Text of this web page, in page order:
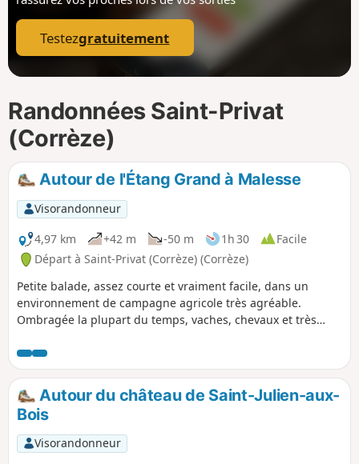
p
Testezgratuitement
Randonnées Saint-Privat
(Corrèze)
Autour de l'Étang Grand à Malesse
Visorandonneur
4,97 km
+42 m -50 m 1h 30
Facile
Départ à Saint-Privat (Corrèze) (Corrèze)
Petite balade, assez courte et vraiment facile, dans un
environnement de campagne agricole très agréable.
Ombragée la plupart du temps, vaches, chevaux et très
Autour du château de Saint-Julien-aux-
Bois
Visorandonneur